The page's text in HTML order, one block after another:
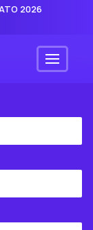
2026
Menu